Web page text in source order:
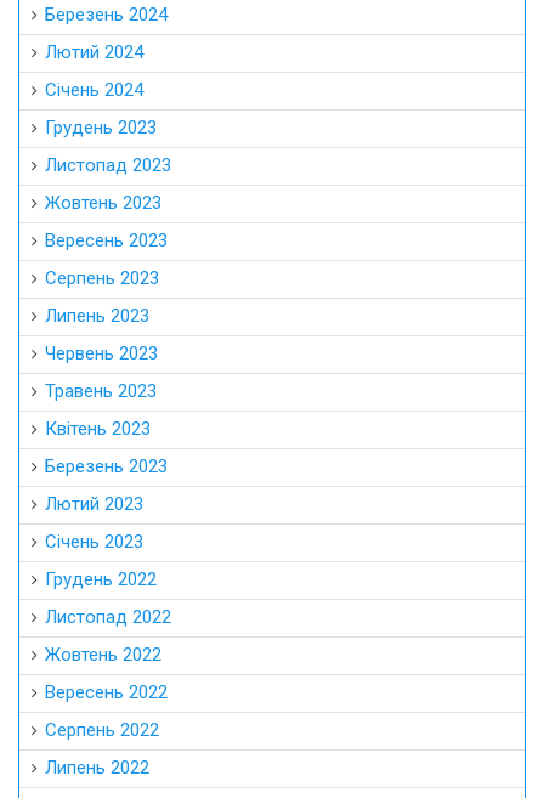
Березень 2024
Лютий 2024
Січень 2024
Грудень 2023
Листопад 2023
Жовтень 2023
Вересень 2023
Серпень 2023
Липень 2023
Червень 2023
Травень 2023
Квітень 2023
Березень 2023
Лютий 2023
Січень 2023
Грудень 2022
Листопад 2022
Жовтень 2022
Вересень 2022
Серпень 2022
Липень 2022